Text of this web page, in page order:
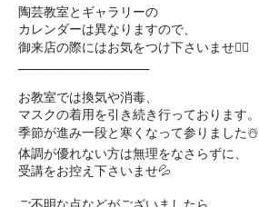
陶芸教室とギャラリーの
カレンダーは異なりますので、
御来店の際にはお気をつけ下さいませ🙇‍♀️
お教室では換気や消毒、
マスクの着用を引き続き行っております。
季節が進み一段と寒くなって参りました☃️
体調が優れない方は無理をなさらずに、
受講をお控え下さいませ💦
ご不明な点などがございましたら